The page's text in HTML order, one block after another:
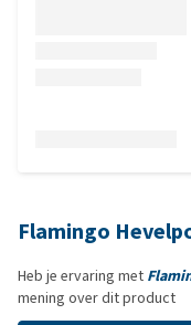
Flamingo
Heb je ervaring met
mening over dit product